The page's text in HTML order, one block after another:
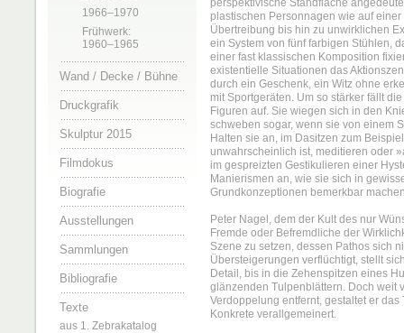
1966–1970
Frühwerk:
1960–1965
Wand / Decke / Bühne
Druckgrafik
Skulptur 2015
Filmdokus
Biografie
Ausstellungen
Sammlungen
Bibliografie
Texte
aus 1. Zebrakatalog
perspektivische Standfläche
plastischen Personnagen wie auf
Übertreibung bis hin zu unwirklichen
ein System von fünf farbigen Stühlen,
einer fast klassischen Komposition
existentielle Situationen das
durch ein Geschenk, ein Witz ohne
mit Sportgeräten. Um so stärker fällt
Figuren auf. Sie wiegen sich in den
schweben sogar, wenn sie von einem
Halten sie an, im Dasitzen zum
unwahrscheinlich ist, meditieren oder
im gespreizten Gestikulieren einer
Manierismen an, wie sie sich in
Grundkonzeptionen bemerkbar
Peter Nagel, dem der Kult des nur
Fremde oder Befremdliche der
Szene zu setzen, dessen Pathos sich
Übersteigerungen verflüchtigt, stellt
Detail, bis in die Zehenspitzen eines
glänzenden Tulpenblättern. Doch weit
Verdoppelung entfernt, gestaltet er
Konkrete verallgemeinert.